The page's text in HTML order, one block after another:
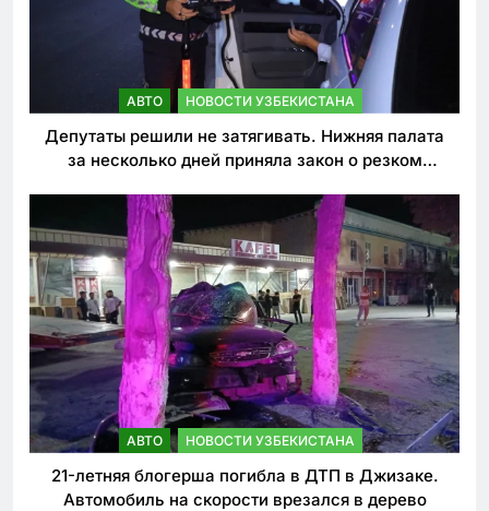
АВТО НОВОСТИ УЗБЕКИСТАНА
Депутаты решили не затягивать. Нижняя палата
за несколько дней приняла закон о резком
АВТО НОВОСТИ УЗБЕКИСТАНА
21-летняя блогерша погибла в ДТП в Джизаке.
Автомобиль на скорости врезался в дерево